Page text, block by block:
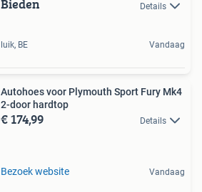
Bieden Details
luik, BE Vandaag
Autohoes voor Plymouth Sport Fury Mk4
2-door hardtop
€ 174,99 Details
Bezoek website Vandaag